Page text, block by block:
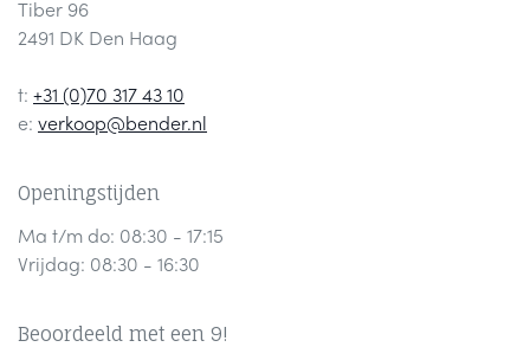
Tiber 96
2491 DK Den Haag
t: +31 (0)70 317 43 10
e: verkoop@bender.nl
Openingstijden
Ma t/m do: 08:30 - 17:15
Vrijdag: 08:30 - 16:30
Beoordeeld met een 9!